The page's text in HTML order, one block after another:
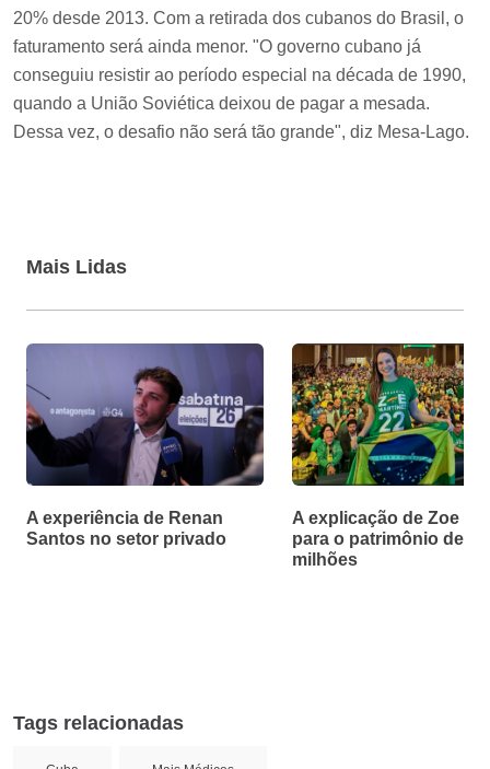
20% desde 2013. Com a retirada dos cubanos do Brasil, o
faturamento será ainda menor. "O governo cubano já
conseguiu resistir ao período especial na década de 1990,
quando a União Soviética deixou de pagar a mesada.
Dessa vez, o desafio não será tão grande", diz Mesa-Lago.
Mais Lidas
A experiência de Renan
Santos no setor privado
A explicação de Zoe
para o patrimônio de
milhões
Tags relacionadas